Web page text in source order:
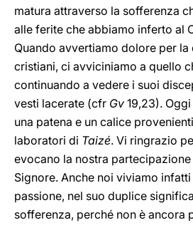
matura attraverso la sofferenza
alle ferite che abbiamo inferto al
Quando avvertiamo dolore per la
cristiani, ci avviciniamo a quello
continuando a vedere i suoi
vesti lacerate (cfr Gv 19,23).
una patena e un calice
laboratori di Taizé. Vi ringrazio
evocano la nostra partecipazione
Signore. Anche noi viviamo
passione, nel suo duplice
sofferenza, perché non è ancora